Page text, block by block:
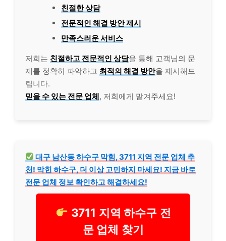
친절한 상담
전문적인 해결 방안 제시
만족스러운 서비스
저희는 친절하고 전문적인 상담을 통해 고객님의 문
제를 정확히 파악하고 최적의 해결 방안을 제시해드
립니다.
믿을 수 있는 전문 업체, 저희에게 맡겨주세요!
대구 남산동 하수구 막힘, 3711 지역 전문 업체 추
천! 막힌 하수구, 더 이상 고민하지 마세요! 지금 바로
전문 업체 정보 확인하고 해결하세요!
3711 지역 하수구 전
문 업체 찾기